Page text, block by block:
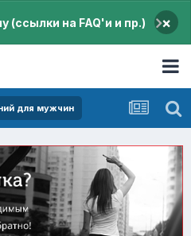
(ссылки на FAQ'и и пр.) ×
для мужчин